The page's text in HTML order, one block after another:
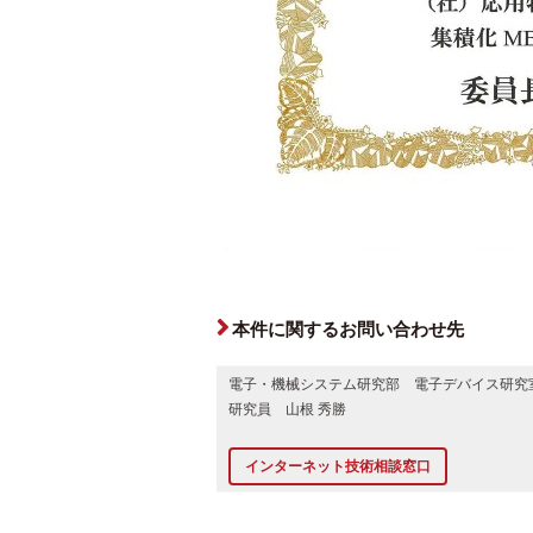
本件に関するお問い合わせ先
電子・機械システム研究部 電子デバイス研究
研究員 山根 秀勝
インターネット技術相談窓口